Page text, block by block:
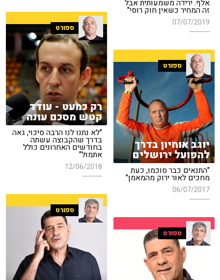
אלף. ירידה משמעותית אבל
זה המחיר כשאין חוק רוסי"
07/07/2019
ספורט
רק כמעט - עודד
קטש מסכם עונה
"לא נתנו לנו הרבה סיכוי, גאה
בדרך שהקבוצה עשתה
בחודשים האחרונים כולל
אתמול"
12/06/2018
ספורט
יוגב אוחיון בדרך
להפועל ירושלים
"התנאים כבר סוכמו, כעת
מחכים לאור ירוק מהמאמן"
06/07/2017
ספורט
ספורט